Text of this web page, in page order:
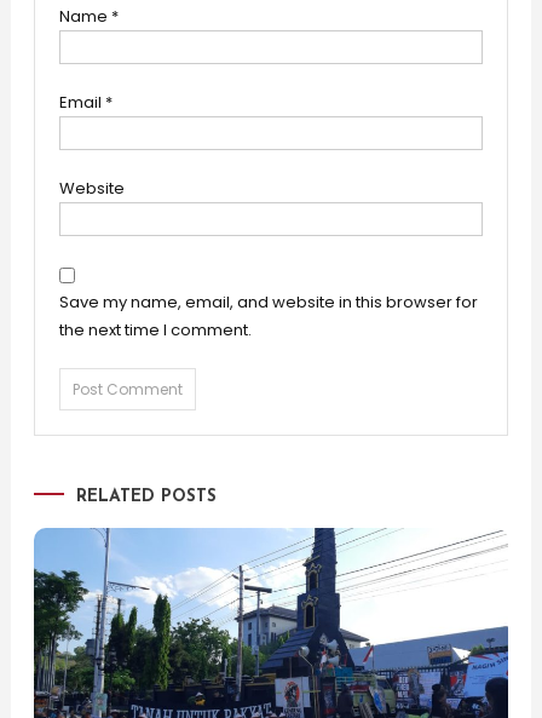
Name *
Email *
Website
Save my name, email, and website in this browser for
the next time I comment.
RELATED POSTS